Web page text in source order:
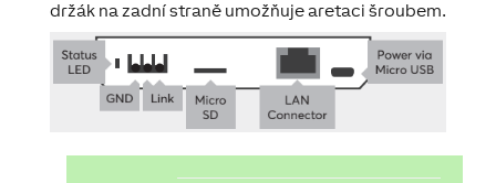
držák na zadní straně umožňuje aretaci šroubem.